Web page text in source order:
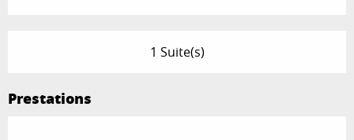
1 Suite(s)
Prestations